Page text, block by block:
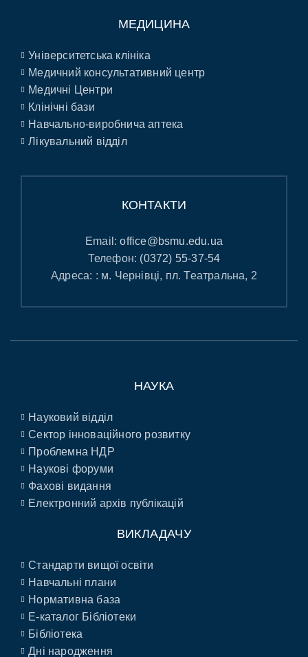
МЕДИЦИНА
Університетська клініка
Медичний консультативний центр
Медичні Центри
Клінічні бази
Навчально-виробнича аптека
Лікувальний відділ
КОНТАКТИ
Email:office@bsmu.edu.ua
Телефон: (0372) 55-37-54
Адреса: : м. Чернівці, пл. Театральна, 2
НАУКА
Науковий відділ
Сектор інноваційного розвитку
Проблемна НДР
Наукові форуми
Фахові видання
Електронний архів публікацій
ВИКЛАДАЧУ
Стандарти вищої освіти
Навчальні плани
Нормативна база
E-каталог Бібліотеки
Бібліотека
Дні народження